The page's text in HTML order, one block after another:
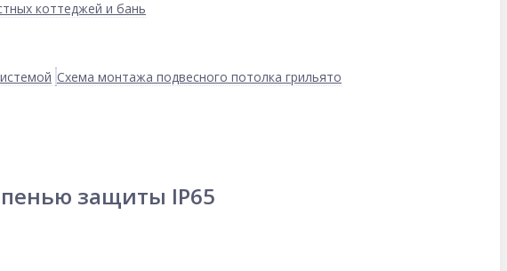
коттеджей и бань
Схема монтажа подвесного потолка грильято
защиты IP65